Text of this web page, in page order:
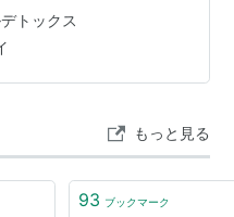
「自分のための時間」
ら、あなたの心と体
「限界」に近いサインを
です。でも、今のあなた
気晴らし…
トックス
もっと見る
93 ブックマーク